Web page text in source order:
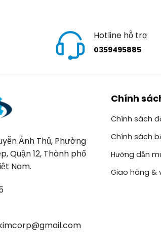
Hotline hỗ trợ
0359495885
Ảnh Thủ, Phường
Quận 12, Thành phố
Nam.
Chính
Chính sách
Chính sách
Hướng dẫn
Giao hàng &